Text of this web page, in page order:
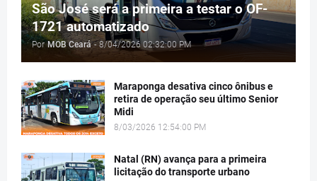
São José será a primeira a testar o OF-
1721 automatizado
Por MOB Ceará - 8/04/2026 02:32:00 PM
Maraponga desativa cinco ônibus e
retira de operação seu último Senior
Midi
8/03/2026 12:54:00 PM
Natal (RN) avança para a primeira
licitação do transporte urbano